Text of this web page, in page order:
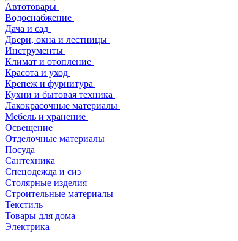
Автотовары
Водоснабжение
Дача и сад
Двери, окна и лестницы
Инструменты
Климат и отопление
Красота и уход
Крепеж и фурнитура
Кухни и бытовая техника
Лакокрасочные материалы
Мебель и хранение
Освещение
Отделочные материалы
Посуда
Сантехника
Спецодежда и сиз
Столярные изделия
Строительные материалы
Текстиль
Товары для дома
Электрика